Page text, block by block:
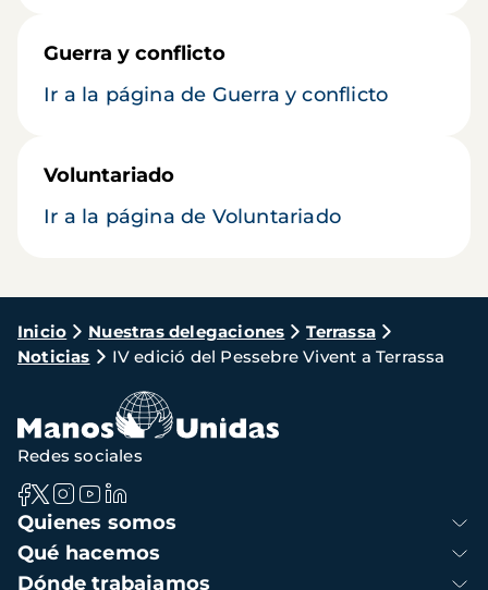
Guerra y conflicto
Ir a la página de Guerra y conflicto
Voluntariado
Ir a la página de Voluntariado
Ruta
de
navegación
Inicio Nuestras delegaciones
Terrassa
Noticias
IV edició del Pessebre Vivent a Terrassa
Navegación
principal
Quienes somos
Qué hacemos
Dónde trabajamos
Redes sociales